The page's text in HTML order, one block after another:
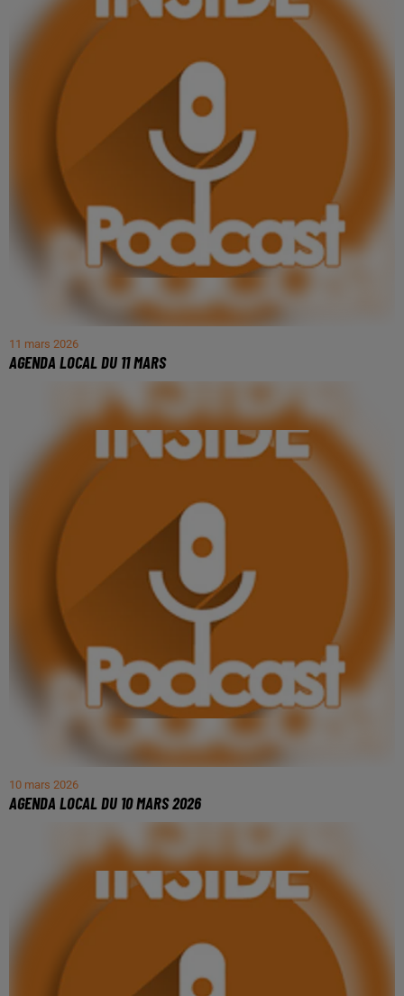
11 mars 2026
AGENDA LOCAL DU 11 MARS
10 mars 2026
AGENDA LOCAL DU 10 MARS 2026